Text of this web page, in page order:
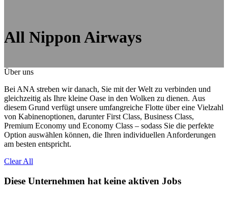
All Nippon Airways
Über uns
Bei ANA streben wir danach, Sie mit der Welt zu verbinden und
gleichzeitig als Ihre kleine Oase in den Wolken zu dienen. Aus
diesem Grund verfügt unsere umfangreiche Flotte über eine Vielzahl
von Kabinenoptionen, darunter First Class, Business Class,
Premium Economy und Economy Class – sodass Sie die perfekte
Option auswählen können, die Ihren individuellen Anforderungen
am besten entspricht.
Clear All
Diese Unternehmen hat keine aktiven Jobs